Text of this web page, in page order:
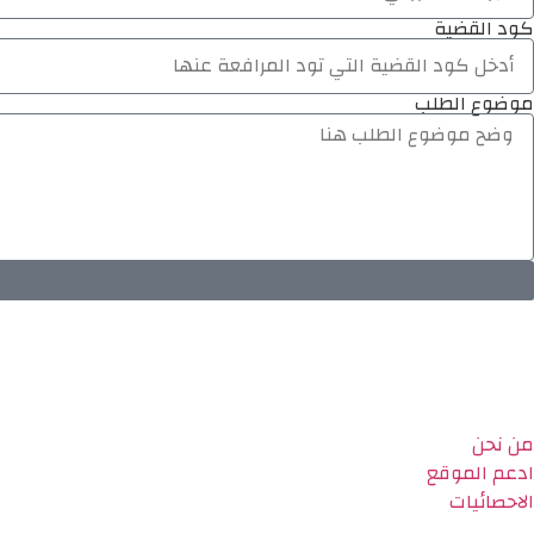
كود القضية
موضوع الطلب
من نحن
ادعم الموقع
الاحصائيات